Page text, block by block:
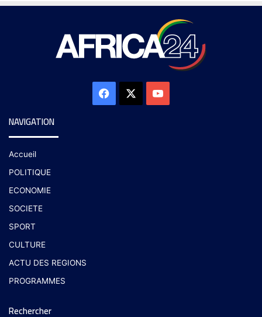
NAVIGATION
Accueil
POLITIQUE
ECONOMIE
SOCIETE
SPORT
CULTURE
ACTU DES REGIONS
PROGRAMMES
Rechercher